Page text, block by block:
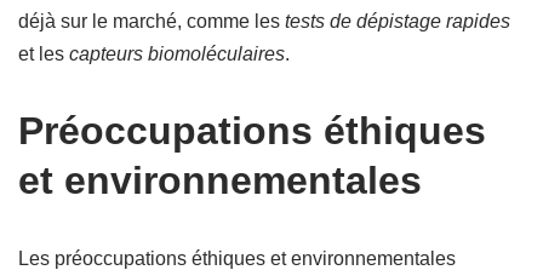
déjà sur le marché, comme les tests de dépistage rapides
et les capteurs biomoléculaires.
Préoccupations éthiques
et environnementales
Les préoccupations éthiques et environnementales